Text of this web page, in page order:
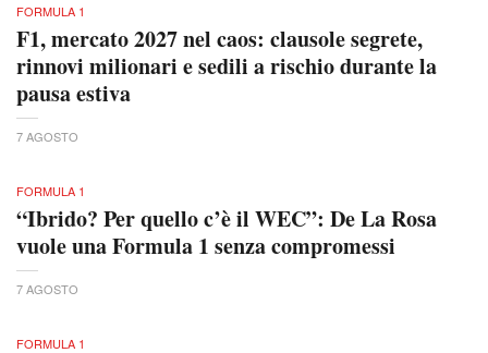
FORMULA 1
F1, mercato 2027 nel caos: clausole segrete,
rinnovi milionari e sedili a rischio durante la
pausa estiva
7 AGOSTO
FORMULA 1
“Ibrido? Per quello c’è il WEC”: De La Rosa
vuole una Formula 1 senza compromessi
7 AGOSTO
FORMULA 1